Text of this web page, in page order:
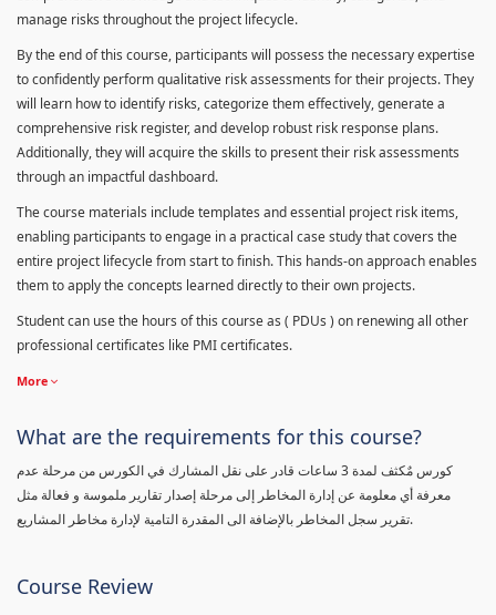
manage risks throughout the project lifecycle.
By the end of this course, participants will possess the necessary expertise
to confidently perform qualitative risk assessments for their projects. They
will learn how to identify risks, categorize them effectively, generate a
comprehensive risk register, and develop robust risk response plans.
Additionally, they will acquire the skills to present their risk assessments
through an impactful dashboard.
The course materials include templates and essential project risk items,
enabling participants to engage in a practical case study that covers the
entire project lifecycle from start to finish. This hands-on approach enables
them to apply the concepts learned directly to their own projects.
Student can use the hours of this course as ( PDUs ) on renewing all other
professional certificates like PMI certificates.
More
What are the requirements for this course?
كورس مٌكثف لمدة 3 ساعات قادر على نقل المشارك في الكورس من مرحلة عدم
معرفة أي معلومة عن إدارة المخاطر إلى مرحلة إصدار تقارير ملموسة و فعالة مثل
تقرير سجل المخاطر بالإضافة الى المقدرة التامية لإدارة مخاطر المشاريع.
Course Review